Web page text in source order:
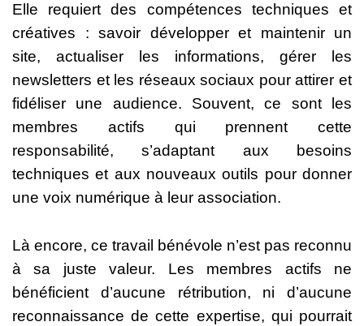
Elle requiert des compétences techniques et
créatives : savoir développer et maintenir un
site, actualiser les informations, gérer les
newsletters et les réseaux sociaux pour attirer et
fidéliser une audience. Souvent, ce sont les
membres actifs qui prennent cette
responsabilité, s’adaptant aux besoins
techniques et aux nouveaux outils pour donner
une voix numérique à leur association.
Là encore, ce travail bénévole n’est pas reconnu
à sa juste valeur. Les membres actifs ne
bénéficient d’aucune rétribution, ni d’aucune
reconnaissance de cette expertise, qui pourrait